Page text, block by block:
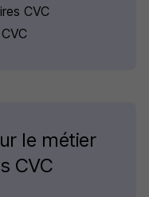
CVC
le métier
CVC